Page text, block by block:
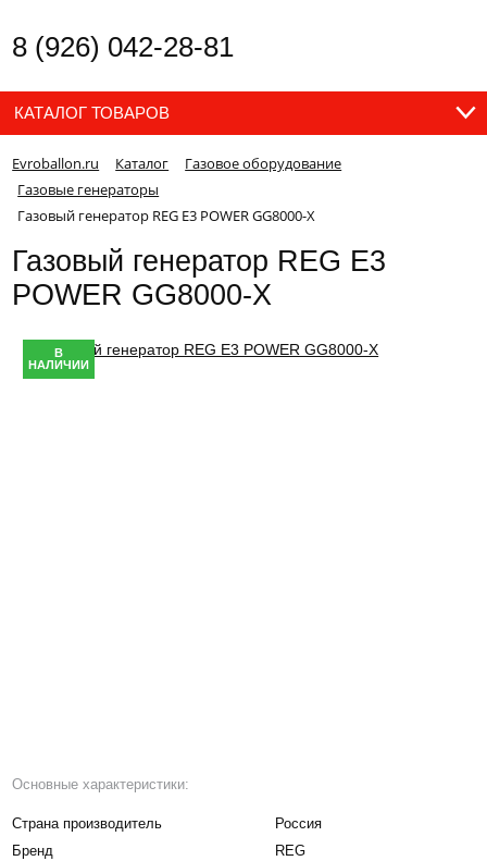
8 (926) 042-28-81
КАТАЛОГ ТОВАРОВ
Evroballon.ru Каталог
Газовое оборудование
Газовые генераторы
Газовый генератор REG E3 POWER GG8000-X
Газовый генератор REG E3
POWER GG8000-X
В
НАЛИЧИИ
Основные характеристики:
Страна производитель
Россия
Бренд
REG